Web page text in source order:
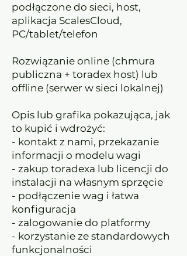
podłączone do sieci, host,
aplikacja ScalesCloud,
PC/tablet/telefon
Rozwiązanie online (chmura
publiczna + toradex host) lub
offline (serwer w sieci lokalnej)
Opis lub grafika pokazująca, jak
to kupić i wdrożyć:
- kontakt z nami, przekazanie
informacji o modelu wagi
- zakup toradexa lub licencji do
instalacji na własnym sprzęcie
- podłączenie wag i łatwa
konfiguracja
- zalogowanie do platformy
- korzystanie ze standardowych
funkcjonalności